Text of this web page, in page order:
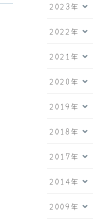
2023年
2022年
2021年
2020年
2019年
2018年
2017年
2014年
2009年